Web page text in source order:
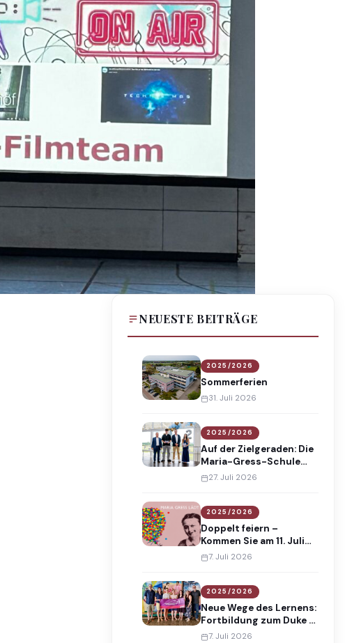
NEUESTE BEITRÄGE
2025/2026
Sommerferien
31. Juli 2026
2025/2026
Auf der Zielgeraden: Die
Maria-Gress-Schule
verabschiedet 138
27. Juli 2026
2025/2026
Doppelt feiern –
Kommen Sie am 11. Juli
2026 an die Maria-
7. Juli 2026
2025/2026
Neue Wege des Lernens:
Fortbildung zum Duke of
Edinburgh’s
7. Juli 2026